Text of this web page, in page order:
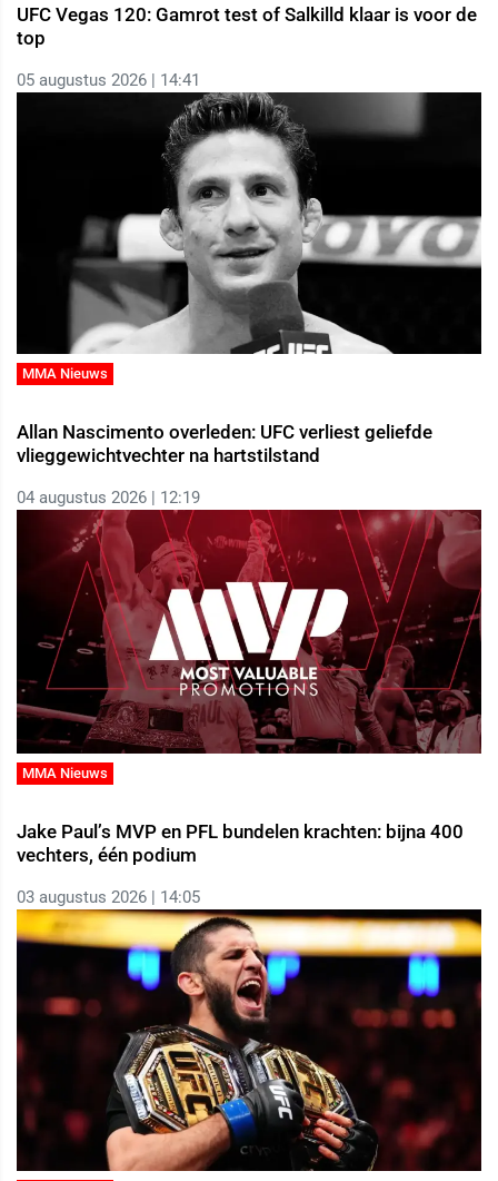
UFC Vegas 120: Gamrot test of Salkilld klaar is voor de
top
05 augustus 2026 | 14:41
MMA Nieuws
Allan Nascimento overleden: UFC verliest geliefde
vlieggewichtvechter na hartstilstand
04 augustus 2026 | 12:19
MMA Nieuws
Jake Paul’s MVP en PFL bundelen krachten: bijna 400
vechters, één podium
03 augustus 2026 | 14:05